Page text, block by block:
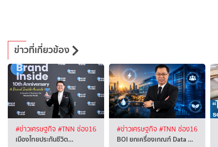
ข่าวที่เกี่ยวข้อง
#ข่าวเศรษฐกิจ #TNN ช่อง16
เมืองไทยประกันชีวิต…
#ข่าวเศรษฐกิจ #TNN ช่อง16
BOI ยกเครื่องเกณฑ์ Data …